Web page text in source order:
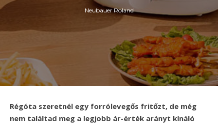
Neubauer Roland
Régóta szeretnél egy forrólevegős fritőzt, de még
nem találtad meg a legjobb ár-érték arányt kínáló